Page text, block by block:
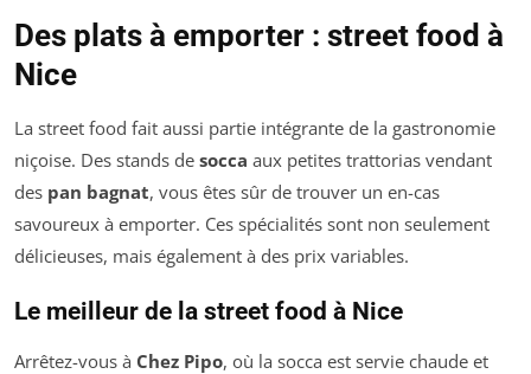
Des plats à emporter : street food à
Nice
La street food fait aussi partie intégrante de la gastronomie
niçoise. Des stands de socca aux petites trattorias vendant
des pan bagnat, vous êtes sûr de trouver un en-cas
savoureux à emporter. Ces spécialités sont non seulement
délicieuses, mais également à des prix variables.
Le meilleur de la street food à Nice
Arrêtez-vous à Chez Pipo, où la socca est servie chaude et